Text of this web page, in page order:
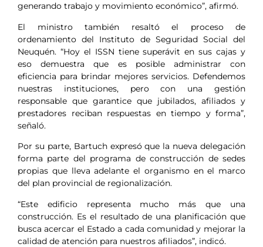
generando trabajo y movimiento económico”, afirmó.
El ministro también resaltó el proceso de
ordenamiento del Instituto de Seguridad Social del
Neuquén. “Hoy el ISSN tiene superávit en sus cajas y
eso demuestra que es posible administrar con
eficiencia para brindar mejores servicios. Defendemos
nuestras instituciones, pero con una gestión
responsable que garantice que jubilados, afiliados y
prestadores reciban respuestas en tiempo y forma”,
señaló.
Por su parte, Bartuch expresó que la nueva delegación
forma parte del programa de construcción de sedes
propias que lleva adelante el organismo en el marco
del plan provincial de regionalización.
“Este edificio representa mucho más que una
construcción. Es el resultado de una planificación que
busca acercar el Estado a cada comunidad y mejorar la
calidad de atención para nuestros afiliados”, indicó.